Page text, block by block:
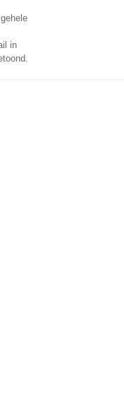
in